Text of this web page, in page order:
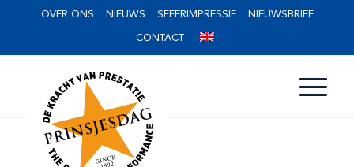
OVER ONS NIEUWS SFEERIMPRESSIE NIEUWSBRIEF
CONTACT